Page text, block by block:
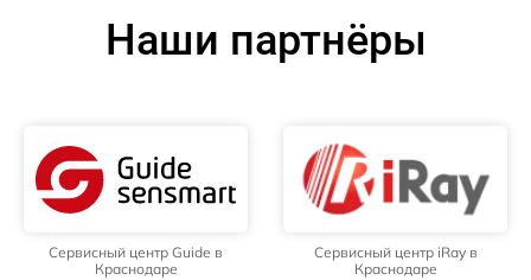
Наши партнёры
Сервисный центр Guide в
Краснодаре
Сервисный центр iRay в
Краснодаре